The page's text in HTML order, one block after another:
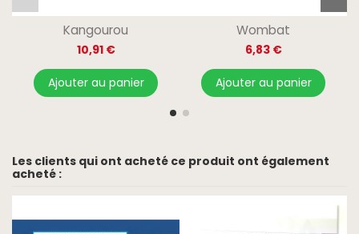
Kangourou
10,91 €
Ajouter au panier
Wombat
6,83 €
Ajouter au panier
Les clients qui ont acheté ce produit ont également
acheté :